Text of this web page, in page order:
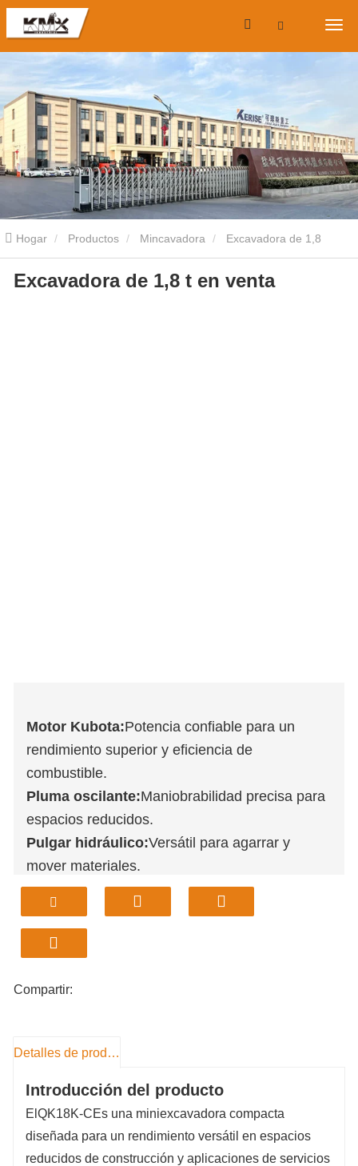
Hogar Productos Mincavadora Excavadora de 1,8
toneladas Excavadora de 1,8 t en venta
Excavadora de 1,8 t en venta
Motor Kubota:Potencia confiable para un
rendimiento superior y eficiencia de
combustible.
Pluma oscilante:Maniobrabilidad precisa para
espacios reducidos.
Pulgar hidráulico:Versátil para agarrar y
mover materiales.
Capacidad del cubo de 0,03 m³:Diseño
compacto ideal para tareas de pequeña escala.
Potencia máxima de 10,2 kW:
rendimiento robusto para operaciones de
trabajo pesado.
Compartir:
Detalles de producto
Introducción del producto
El QK18K-CEs una miniexcavadora compacta
diseñada para un rendimiento versátil en espacios
reducidos de construcción y aplicaciones de servicios